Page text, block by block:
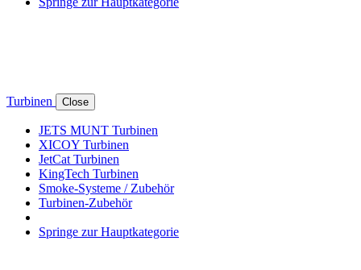
Turbinen Close
JETS MUNT Turbinen
XICOY Turbinen
JetCat Turbinen
KingTech Turbinen
Smoke-Systeme / Zubehör
Turbinen-Zubehör
Springe zur Hauptkategorie